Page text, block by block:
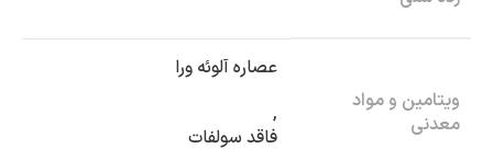
ویتامین و مواد
معدنی
عصاره آلوئه ورا
,
فاقد سولفات